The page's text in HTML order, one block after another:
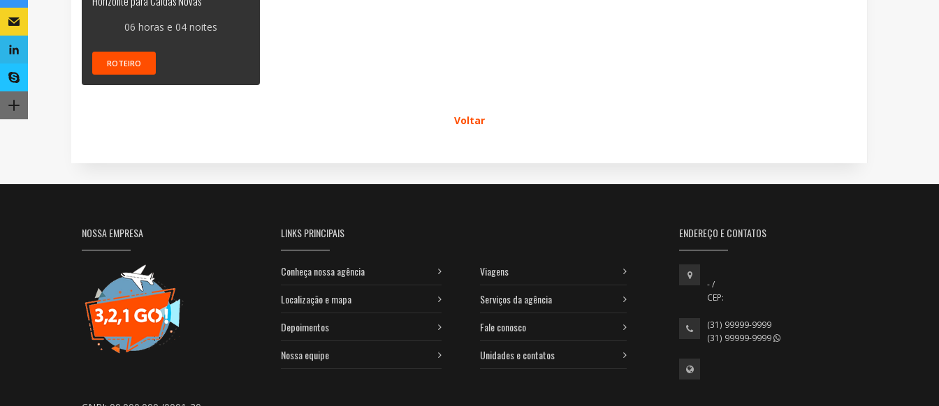
06 horas e 04 noites
ROTEIRO
Voltar
NOSSA EMPRESA LINKS PRINCIPAIS
Conheça nossa agência
Localização e mapa
Depoimentos
Nossa equipe
Viagens
Serviços da agência
Fale conosco
Unidades e contatos
ENDEREÇO E CONTATOS
- /
CEP:
(31) 99999-9999
(31) 99999-9999